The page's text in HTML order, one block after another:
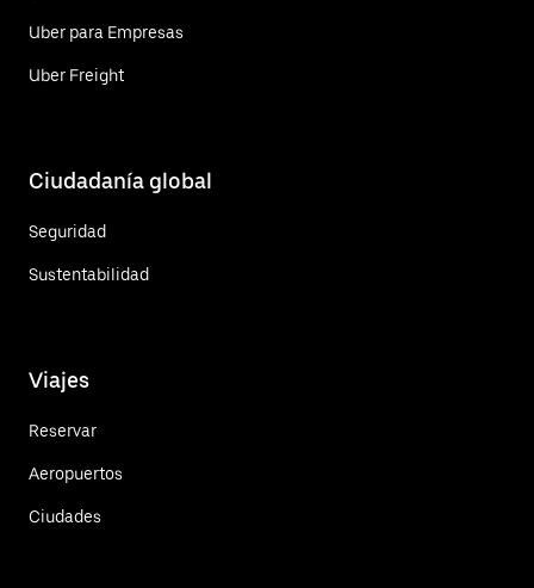
Uber para Empresas
Uber Freight
Ciudadanía global
Seguridad
Sustentabilidad
Viajes
Reservar
Aeropuertos
Ciudades